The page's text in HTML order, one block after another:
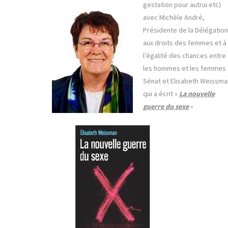
gestation pour autrui etc)
avec Michèle André,
Présidente de la Délégation
aux droits des femmes et à
l’égalité des chances entre
les hommes et les femmes
Sénat et Elisabeth
qui a écrit « La nouvelle
guerre du sexe»